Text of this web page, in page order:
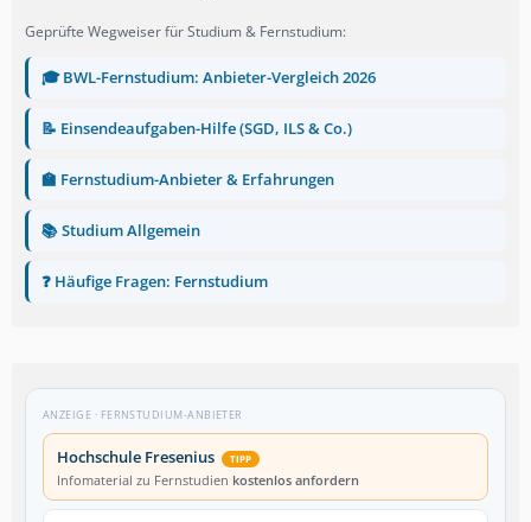
Geprüfte Wegweiser für Studium & Fernstudium:
🎓 BWL-Fernstudium: Anbieter-Vergleich 2026
📝 Einsendeaufgaben-Hilfe (SGD, ILS & Co.)
🏫 Fernstudium-Anbieter & Erfahrungen
📚 Studium Allgemein
❓ Häufige Fragen: Fernstudium
ANZEIGE · FERNSTUDIUM-ANBIETER
Hochschule Fresenius TIPP
Infomaterial zu Fernstudien kostenlos anfordern